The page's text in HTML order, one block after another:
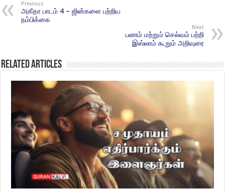
Previous
அகீதா பாடம் 4 – ஜின்களை பற்றிய
நம்பிக்கை
Next
பணம் மற்றும் செல்வம் பற்றி
இஸ்லாம் கூறும் அறிவுரை
Related Articles